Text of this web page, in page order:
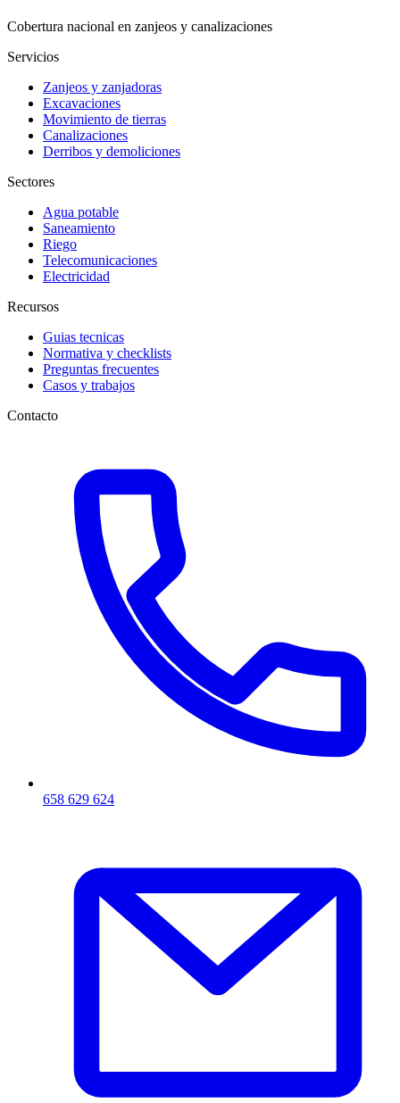
Cobertura nacional en zanjeos y canalizaciones
Servicios
Zanjeos y zanjadoras
Excavaciones
Movimiento de tierras
Canalizaciones
Derribos y demoliciones
Sectores
Agua potable
Saneamiento
Riego
Telecomunicaciones
Electricidad
Recursos
Guias tecnicas
Normativa y checklists
Preguntas frecuentes
Casos y trabajos
Contacto
658 629 624